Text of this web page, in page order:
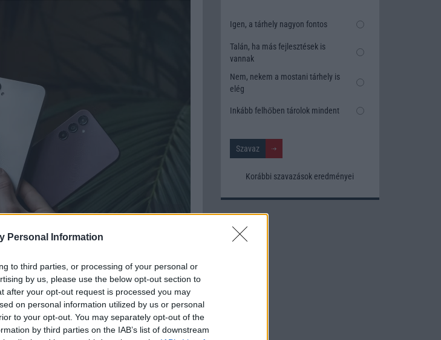
Personal Information
to third parties, or processing of your personal or
by us, please use the below opt-out section to
after your opt-out request is processed you may
on personal information utilized by us or personal
to your opt-out. You may separately opt-out of the
by third parties on the IAB’s list of downstream
a telefon hátuljáról, a kamerák közelében
idővel összegyűjthetik a port és egyéb
az ujjlenyomatképződést. Egy kis vizuális
de abszolút pozitív az összhatás.
Igen, a tárhely nagyon fontos
Talán, ha más fejlesztések is
vannak
Nem, nekem a mostani tárhely is
elég
Inkább felhőben tárolok mindent
Korábbi szavazások eredményei